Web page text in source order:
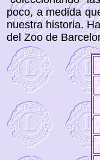
poco, a medida
nuestra historia.
del Zoo de